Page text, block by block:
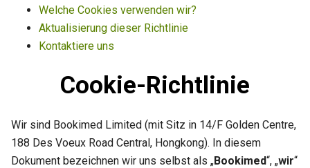
Welche Cookies verwenden wir?
Aktualisierung dieser Richtlinie
Kontaktiere uns
Cookie-Richtlinie
Wir sind Bookimed Limited (mit Sitz in 14/F Golden Centre,
188 Des Voeux Road Central, Hongkong). In diesem
Dokument bezeichnen wir uns selbst als „Bookimed“, „wir“